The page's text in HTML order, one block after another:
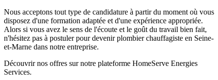
Nous acceptons tout type de candidature à partir du moment où vous
disposez d'une formation adaptée et d'une expérience appropriée.
Alors si vous avez le sens de l'écoute et le goût du travail bien fait,
n'hésitez pas à postuler pour devenir plombier chauffagiste en Seine-
et-Marne dans notre entreprise.
Découvrir nos offres sur notre plateforme HomeServe Energies
Services.